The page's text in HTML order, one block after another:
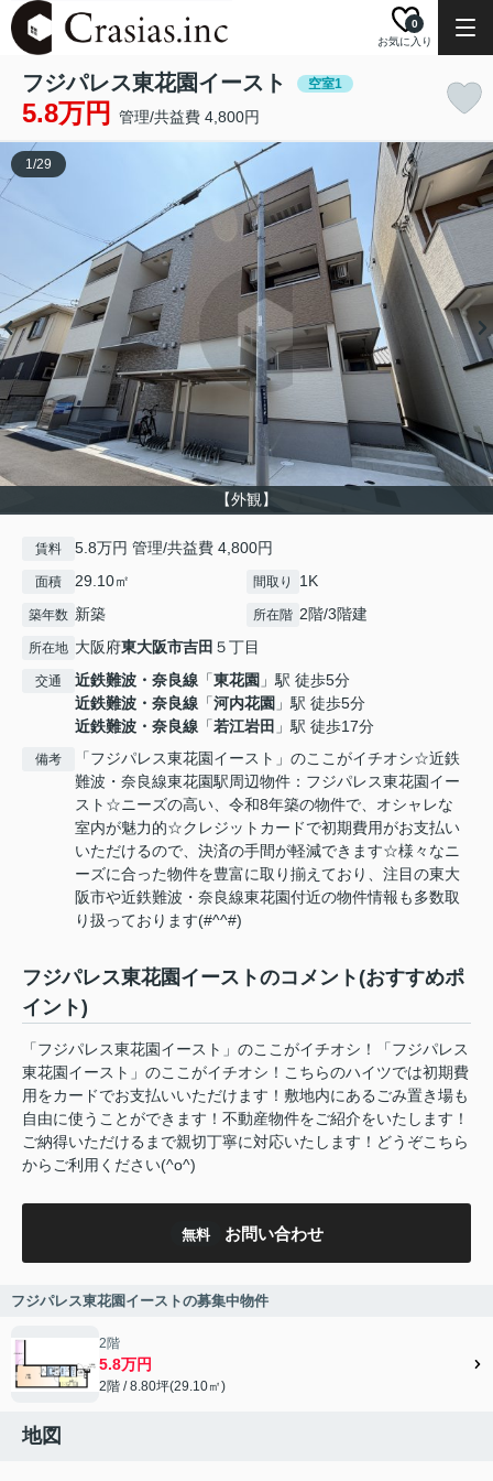
お気に入り
0
フジパレス東花園イースト 空室1
5.8万円 管理/共益費 4,800円
【外観】
1/29
賃料 5.8万円 管理/共益費 4,800円
面積 29.10㎡ 間取り 1K
築年数 新築 所在階 2階/3階建
所在地 大阪府東大阪市吉田 ５丁目
交通 近鉄難波・奈良線 「東花園 」駅 徒歩5分
近鉄難波・奈良線 「河内花園 」駅 徒歩5分
近鉄難波・奈良線 「若江岩田 」駅 徒歩17分
備考
「フジパレス東花園イースト」のここがイチオシ☆近鉄
難波・奈良線東花園駅周辺物件：フジパレス東花園イー
スト☆ニーズの高い、令和8年築の物件で、オシャレな
室内が魅力的☆クレジットカードで初期費用がお支払い
いただけるので、決済の手間が軽減できます☆様々なニ
ーズに合った物件を豊富に取り揃えており、注目の東大
阪市や近鉄難波・奈良線東花園付近の物件情報も多数取
り扱っております(#^^#)
フジパレス東花園イーストのコメント(おすすめポ
イント)
「フジパレス東花園イースト」のここがイチオシ！「フジパレス
東花園イースト」のここがイチオシ！こちらのハイツでは初期費
用をカードでお支払いいただけます！敷地内にあるごみ置き場も
自由に使うことができます！不動産物件をご紹介をいたします！
ご納得いただけるまで親切丁寧に対応いたします！どうぞこちら
からご利用ください(^o^)
無料 お問い合わせ
フジパレス東花園イーストの募集中物件
2階
5.8万円
2階 / 8.80坪(29.10㎡)
地図